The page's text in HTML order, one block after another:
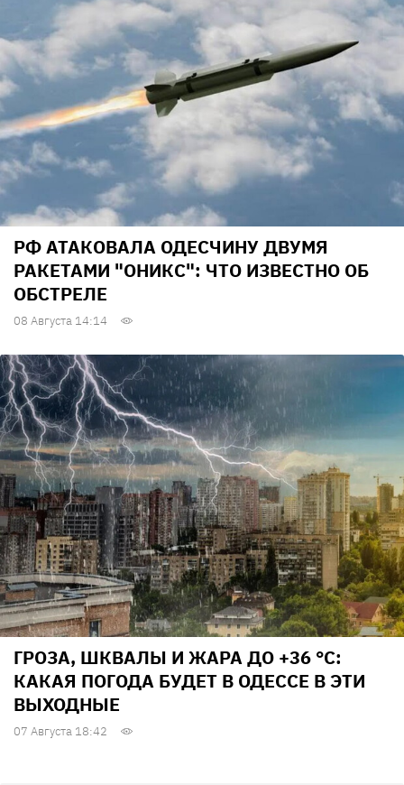
РФ АТАКОВАЛА ОДЕСЧИНУ ДВУМЯ
РАКЕТАМИ "ОНИКС": ЧТО ИЗВЕСТНО ОБ
ОБСТРЕЛЕ
08 Августа 14:14
ГРОЗА, ШКВАЛЫ И ЖАРА ДО +36 °С:
КАКАЯ ПОГОДА БУДЕТ В ОДЕССЕ В ЭТИ
ВЫХОДНЫЕ
07 Августа 18:42